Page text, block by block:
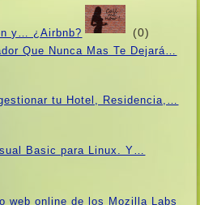
y… ¿Airbnb? (0)
Que Nunca Mas Te Dejará…
tu Hotel, Residencia,…
Basic para Linux. Y…
web online de los Mozilla Labs